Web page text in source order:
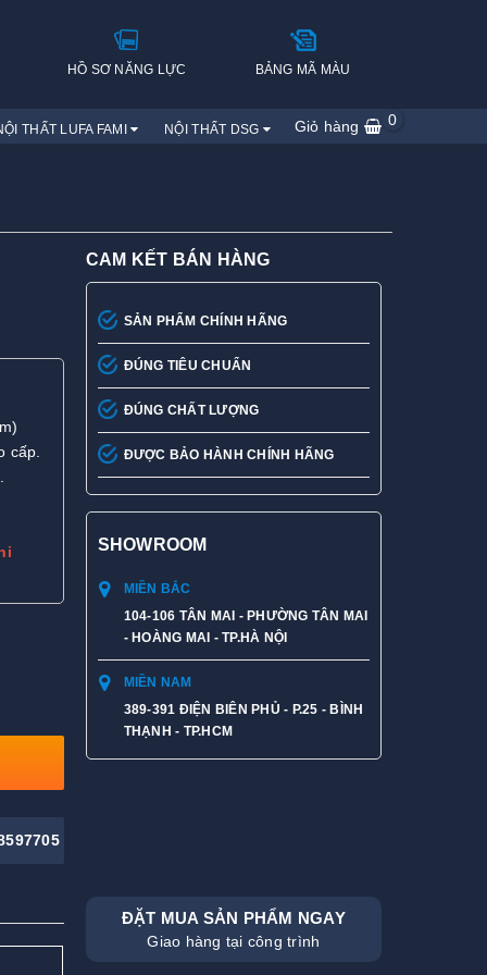
HỒ SƠ NĂNG LỰC BẢNG MÃ MÀU
THẤT LUFA FAMI NỘI THẤT DSG Giỏ hàng 0
cấp.
.
CAM KẾT BÁN HÀNG
SẢN PHẨM CHÍNH HÃNG
ĐÚNG TIÊU CHUẨN
ĐÚNG CHẤT LƯỢNG
ĐƯỢC BẢO HÀNH CHÍNH HÃNG
SHOWROOM
MIỀN BẮC
104-106 TÂN MAI - PHƯỜNG TÂN MAI
- HOÀNG MAI - TP.HÀ NỘI
MIỀN NAM
389-391 ĐIỆN BIÊN PHỦ - P.25 - BÌNH
THẠNH - TP.HCM
ĐẶT MUA SẢN PHẨM NGAY
Giao hàng tại công trình